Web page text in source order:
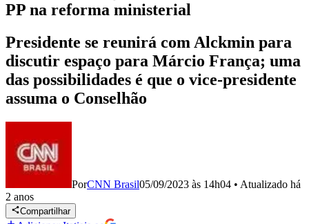
PP na reforma ministerial
Presidente se reunirá com Alckmin para
discutir espaço para Márcio França; uma
das possibilidades é que o vice-presidente
assuma o Conselhão
PorCNN Brasil05/09/2023 às 14h04 • Atualizado há
2 anos
Compartilhar